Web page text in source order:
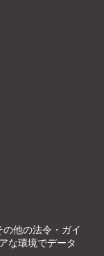
他の法令・ガイ
な環境でデータ